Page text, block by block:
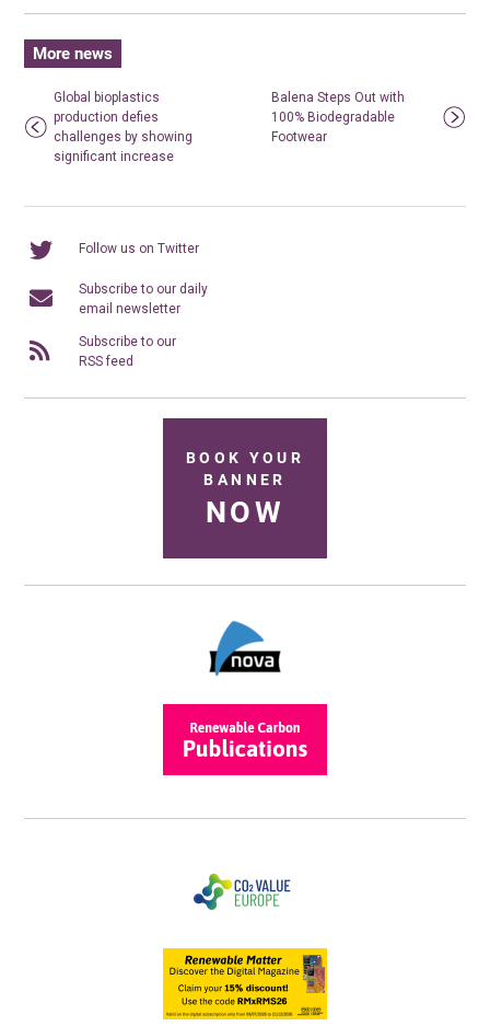
More news
Global bioplastics
production defies
challenges by showing
significant increase
Balena Steps Out with
100% Biodegradable
Footwear
Follow us on Twitter
Subscribe to our daily
email newsletter
Subscribe to our
RSS feed
BOOK YOUR
BANNER
NOW